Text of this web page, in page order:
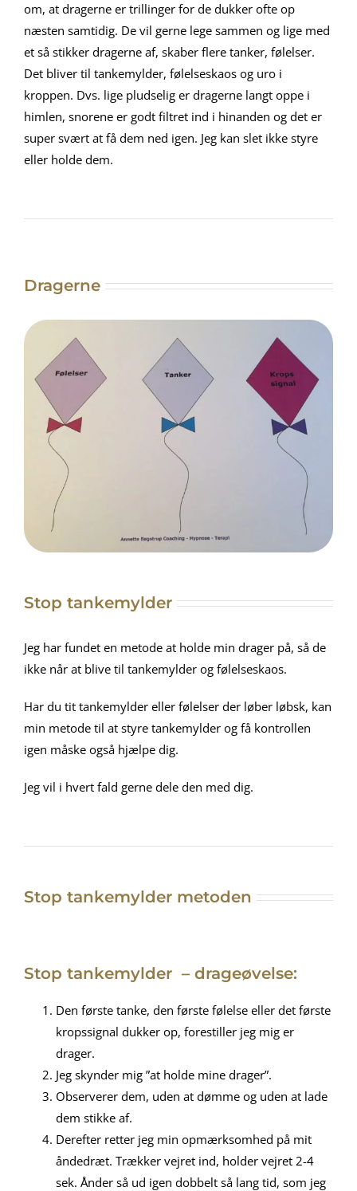
om, at dragerne er trillinger for de dukker ofte op
næsten samtidig. De vil gerne lege sammen og lige med
et så stikker dragerne af, skaber flere tanker, følelser.
Det bliver til tankemylder, følelseskaos og uro i
kroppen. Dvs. lige pludselig er dragerne langt oppe i
himlen, snorene er godt filtret ind i hinanden og det er
super svært at få dem ned igen. Jeg kan slet ikke styre
eller holde dem.
Dragerne
Stop tankemylder
Jeg har fundet en metode at holde min drager på, så de
ikke når at blive til tankemylder og følelseskaos.
Har du tit tankemylder eller følelser der løber løbsk, kan
min metode til at styre tankemylder og få kontrollen
igen måske også hjælpe dig.
Jeg vil i hvert fald gerne dele den med dig.
Stop tankemylder metoden
Stop tankemylder – drageøvelse:
Den første tanke, den første følelse eller det første
kropssignal dukker op, forestiller jeg mig er
drager.
Jeg skynder mig ”at holde mine drager”.
Observerer dem, uden at dømme og uden at lade
dem stikke af.
Derefter retter jeg min opmærksomhed på mit
åndedræt. Trækker vejret ind, holder vejret 2-4
sek. Ånder så ud igen dobbelt så lang tid, som jeg